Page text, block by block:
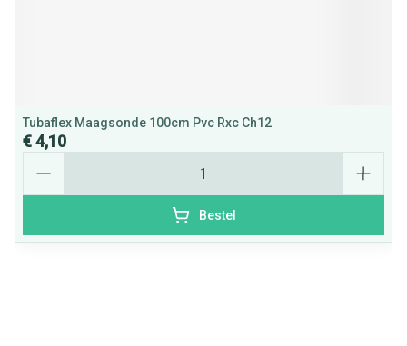
Tubaflex Maagsonde 100cm Pvc Rxc Ch12
€ 4,10
Bestel